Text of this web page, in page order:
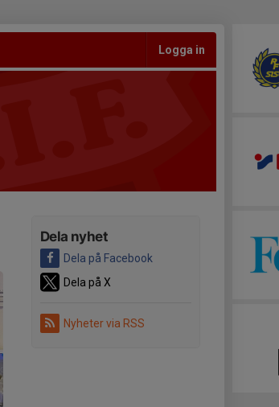
Logga in
Dela nyhet
Dela på Facebook
Dela på X
Nyheter via RSS